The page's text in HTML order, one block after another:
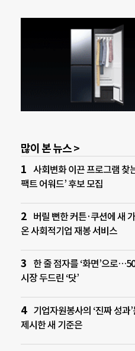
많이 본 뉴스 >
사회변화 이끈 프로그램 찾
팩트 어워드’ 후보 모집
버릴 뻔한 커튼·쿠션에 새
온 사회적기업 재봉 서비스
한 줄 점자를 ‘화면’으로
시장 두드린 ‘닷’
기업자원봉사의 ‘진짜 성과
제시한 새 기준은